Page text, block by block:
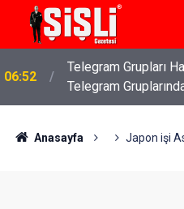
06:52
Telegram Grupları
Telegram
Anasayfa Japon işi